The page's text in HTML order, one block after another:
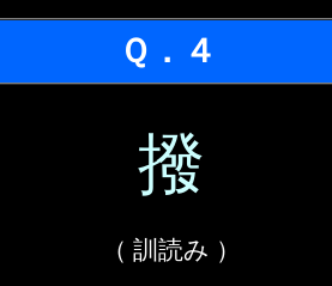
Ｑ．４
撥
（ 訓読み ）